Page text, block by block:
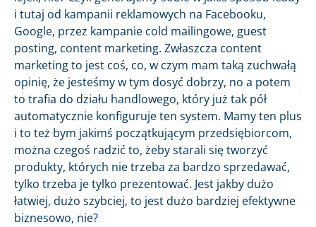
i tutaj od kampanii reklamowych na Facebooku,
Google, przez kampanie cold mailingowe, guest
posting, content marketing. Zwłaszcza content
marketing to jest coś, co, w czym mam taką zuchwałą
opinię, że jesteśmy w tym dosyć dobrzy, no a potem
to trafia do działu handlowego, który już tak pół
automatycznie konfiguruje ten system. Mamy ten plus
i to też bym jakimś początkującym przedsiębiorcom,
można czegoś radzić to, żeby starali się tworzyć
produkty, których nie trzeba za bardzo sprzedawać,
tylko trzeba je tylko prezentować. Jest jakby dużo
łatwiej, dużo szybciej, to jest dużo bardziej efektywne
biznesowo, nie?